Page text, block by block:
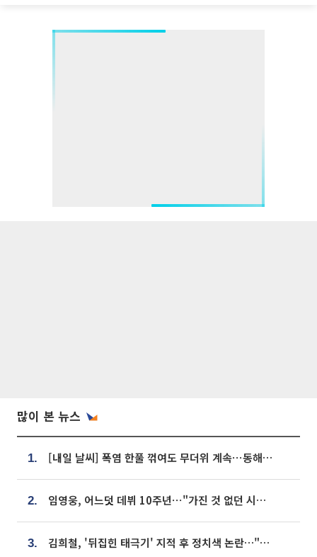
많이 본 뉴스
1. [내일 날씨] 폭염 한풀 꺾여도 무더위 계속⋯동해안 이틀 연속 비
2. 임영웅, 어느덧 데뷔 10주년⋯"가진 것 없던 시절, 내 앞엔 20명의 팬뿐"
3. 김희철, '뒤집힌 태극기' 지적 후 정치색 논란…"좌우 떠나 우리나라 국기"